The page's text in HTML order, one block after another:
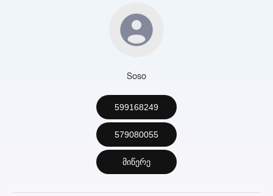
Soso
599168249
579080055
მიწერე